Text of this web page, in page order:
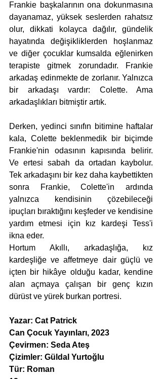
Frankie başkalarının ona dokunmasına
dayanamaz, yüksek seslerden rahatsız
olur, dikkati kolayca dağılır, gündelik
hayatında değişikliklerden hoşlanmaz
ve diğer çocuklar kumsalda eğlenirken
terapiste gitmek zorundadır. Frankie
arkadaş edinmekte de zorlanır. Yalnızca
bir arkadaşı vardır: Colette. Ama
arkadaşlıkları bitmiştir artık.
Derken, yedinci sınıfın bitimine haftalar
kala, Colette beklenmedik bir biçimde
Frankie'nin odasının kapısında belirir.
Ve ertesi sabah da ortadan kaybolur.
Tek arkadaşını bir kez daha kaybettikten
sonra Frankie, Colette'in ardında
yalnızca kendisinin çözebileceği
ipuçları bıraktığını keşfeder ve kendisine
yardım etmesi için kız kardeşi Tess'i
ikna eder.
Hortum Akıllı, arkadaşlığa, kız
kardeşliğe ve affetmeye dair güçlü ve
içten bir hikâye olduğu kadar, kendine
alan açmaya çalışan bir genç kızın
dürüst ve yürek burkan portresi.
Yazar: Cat Patrick
Can Çocuk Yayınları, 2023
Çevirmen: Seda Ateş
Çizimler: Güldal Yurtoğlu
Tür: Roman